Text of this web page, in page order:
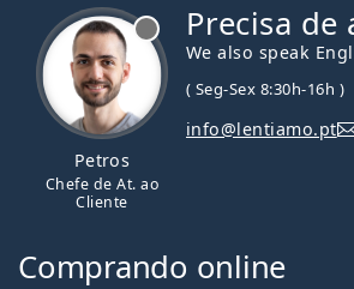
Petros
Chefe de At. ao
Cliente
Precisa de
We also speak
( Seg-Sex 8:30h-16h )
info@lentiamo.pt
Comprando online